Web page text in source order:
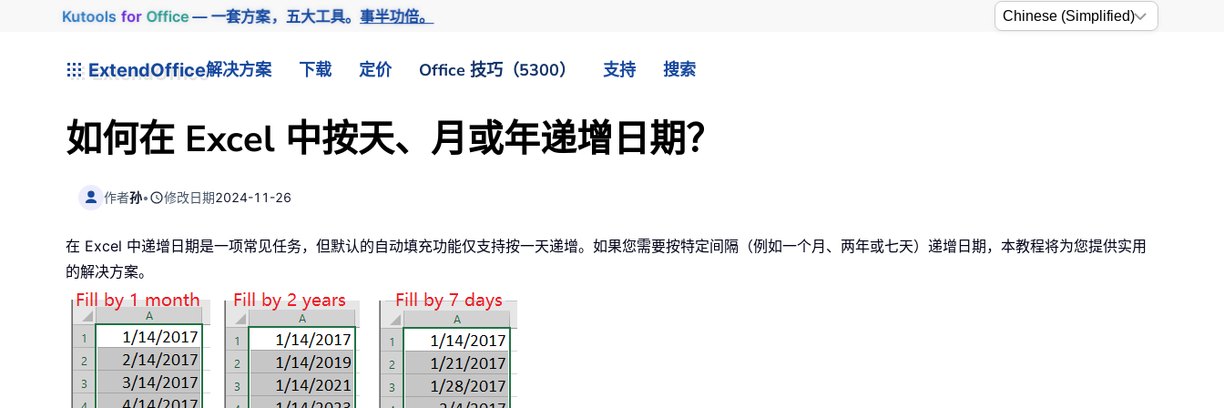
Kutools for Office— 一套方案，五大工具。事半功倍。
ExtendOffice解决方案 下载 定价 Office 技巧（5300） 支持 搜索
如何在 Excel 中按天、月或年递增日期？
作者孙• 修改日期2024-11-26
在 Excel 中递增日期是一项常见任务，但默认的自动填充功能仅支持按一天递增。如果您需要按特定间隔（例如一个月、两年或七天）递增日期，本教程将为您提供实用
的解决方案。